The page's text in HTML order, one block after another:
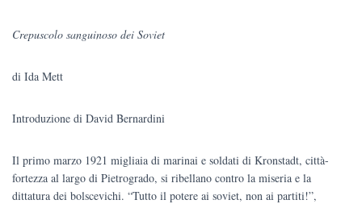
€15.00.
€14.25.
Crepuscolo sanguinoso dei Soviet
di Ida Mett
Introduzione di David Bernardini
Il primo marzo 1921 migliaia di marinai e soldati di Kronstadt, città-
fortezza al largo di Pietrogrado, si ribellano contro la miseria e la
dittatura dei bolscevichi. “Tutto il potere ai soviet, non ai partiti!”,